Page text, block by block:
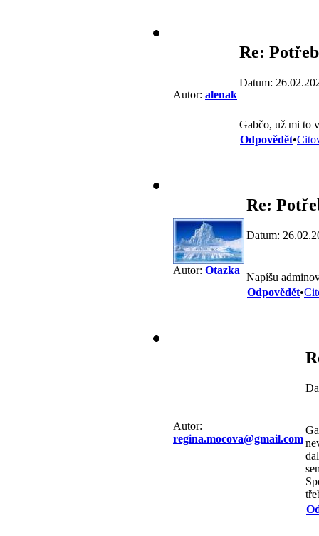
Autor: alenak
Re:
Datum:
Gabčo, už mi to
Odpovědět•
Autor: Otazka
Re:
Datum:
Napíšu
Odpovědět•
Autor:
regina.mocova@gmail.com